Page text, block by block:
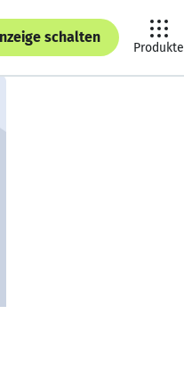
schalten
Produkte